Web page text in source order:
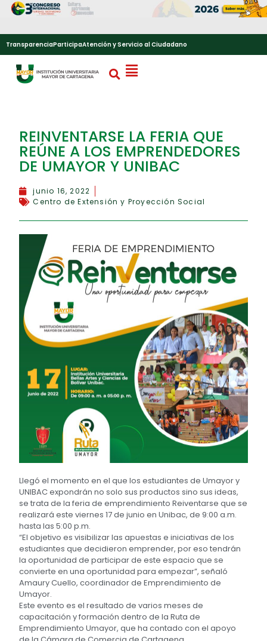
TransparenciaParticipaAtención y Servicio al Ciudadano
REINVENTARSE LA FERIA QUE
REÚNE A LOS EMPRENDEDORES
DE UMAYOR Y UNIBAC
junio 16, 2022
Centro de Extensión y Proyección Social
Llegó el momento en el que los estudiantes de Umayor y
UNIBAC expondrán no solo sus productos sino sus ideas,
se trata de la feria de emprendimiento Reiventarse que se
realizará este viernes 17 de junio en Unibac, de 9:00 a.m.
hasta las 5:00 p.m.
“El objetivo es visibilizar las apuestas e iniciativas de los
estudiantes que decidieron emprender, por eso tendrán
la oportunidad de participar de este espacio que se
convierte en una oportunidad para empezar”, señaló
Amaury Cuello, coordinador de Emprendimiento de
Umayor.
Este evento es el resultado de varios meses de
capacitación y formación dentro de la Ruta de
Emprendimiento Umayor, que ha contado con el apoyo